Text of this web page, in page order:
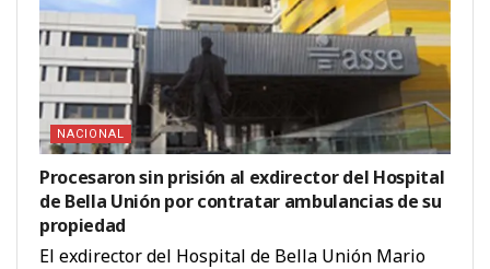
NACIONAL
Procesaron sin prisión al exdirector del Hospital
de Bella Unión por contratar ambulancias de su
propiedad
El exdirector del Hospital de Bella Unión Mario